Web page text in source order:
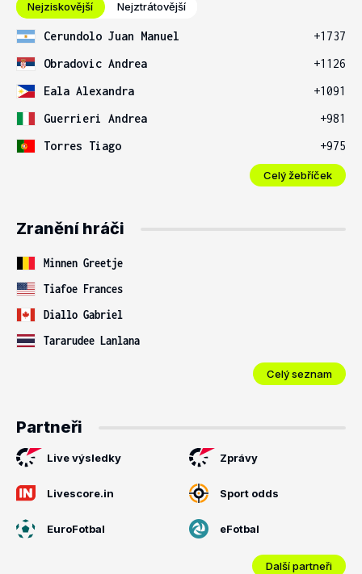
Nejziskovější Nejztrátovější
Cerundolo Juan Manuel
+1737
Obradovic Andrea
+1126
Eala Alexandra
+1091
Guerrieri Andrea
+981
Torres Tiago
+975
Celý žebříček
Zranění hráči
Minnen Greetje
Tiafoe Frances
Diallo Gabriel
Tararudee Lanlana
Celý seznam
Partneři
Live výsledky Zprávy
Livescore.in Sport odds
EuroFotbal eFotbal
Další partneři